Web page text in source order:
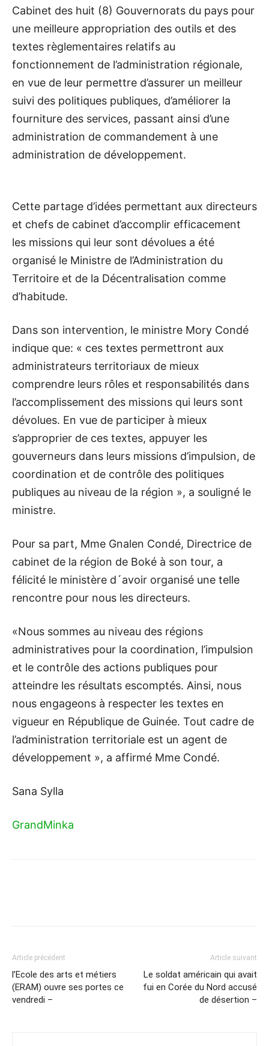
Cabinet des huit (8) Gouvernorats du pays pour
une meilleure appropriation des outils et des
textes règlementaires relatifs au
fonctionnement de l’administration régionale,
en vue de leur permettre d’assurer un meilleur
suivi des politiques publiques, d’améliorer la
fourniture des services, passant ainsi d’une
administration de commandement à une
administration de développement.
Cette partage d’idées permettant aux directeurs
et chefs de cabinet d’accomplir efficacement
les missions qui leur sont dévolues a été
organisé le Ministre de l’Administration du
Territoire et de la Décentralisation comme
d’habitude.
Dans son intervention, le ministre Mory Condé
indique que: « ces textes permettront aux
administrateurs territoriaux de mieux
comprendre leurs rôles et responsabilités dans
l’accomplissement des missions qui leurs sont
dévolues. En vue de participer à mieux
s’approprier de ces textes, appuyer les
gouverneurs dans leurs missions d’impulsion, de
coordination et de contrôle des politiques
publiques au niveau de la région », a souligné le
ministre.
Pour sa part, Mme Gnalen Condé, Directrice de
cabinet de la région de Boké à son tour, a
félicité le ministère d´avoir organisé une telle
rencontre pour nous les directeurs.
«Nous sommes au niveau des régions
administratives pour la coordination, l’impulsion
et le contrôle des actions publiques pour
atteindre les résultats escomptés. Ainsi, nous
nous engageons à respecter les textes en
vigueur en République de Guinée. Tout cadre de
l’administration territoriale est un agent de
développement », a affirmé Mme Condé.
Sana Sylla
GrandMinka
Article précédent
l’Ecole des arts et métiers
(ERAM) ouvre ses portes ce
vendredi –
Article suivant
Le soldat américain qui avait
fui en Corée du Nord accusé
de désertion –